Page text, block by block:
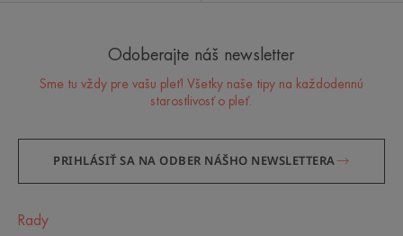
Odoberajte náš newsletter
Sme tu vždy pre vašu pleť! Všetky naše tipy na každodennú
starostlivosť o pleť.
PRIHLÁSIŤ SA NA ODBER NÁŠHO NEWSLETTERA
Rady